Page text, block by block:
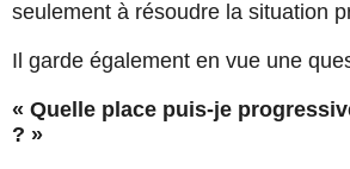
seulement à résoudre la situation
Il garde également en vue une
« Quelle place puis-je
? »